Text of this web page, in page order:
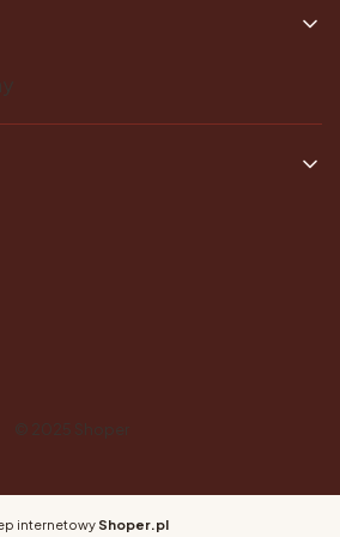
internetowy Shoper.pl